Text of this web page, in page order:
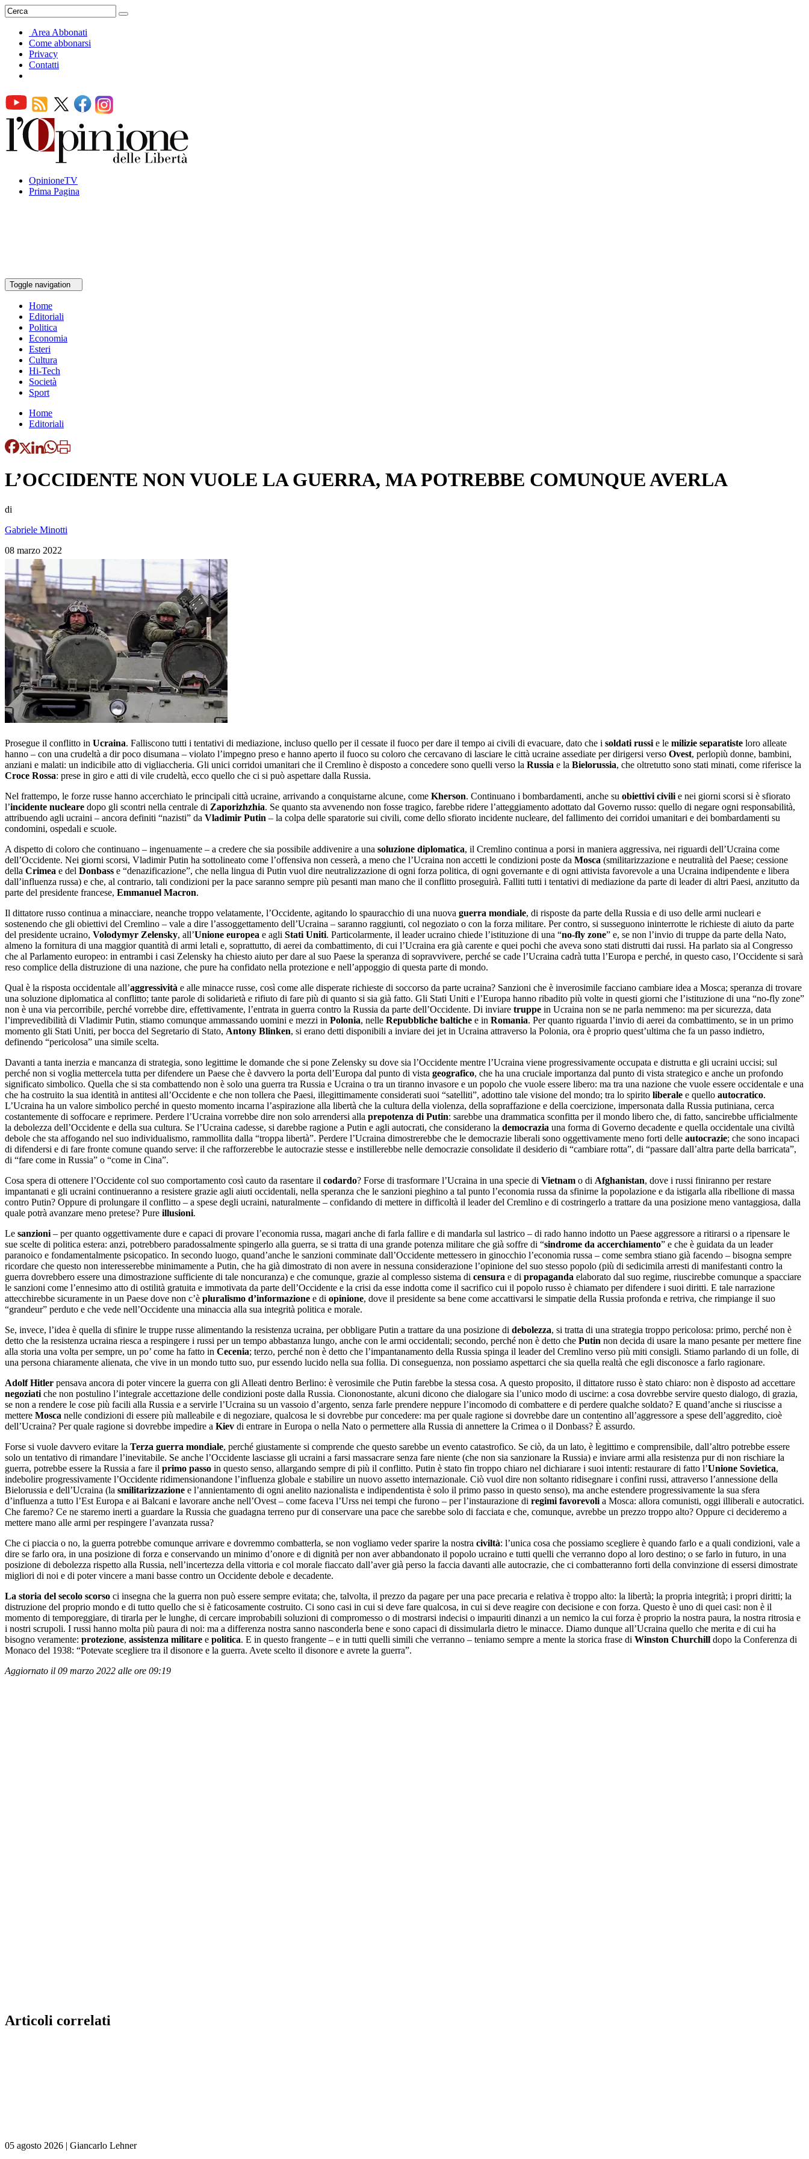
Area Abbonati
Come abbonarsi
Privacy
Contatti
OpinioneTV
Prima Pagina
Toggle navigation
Home
Editoriali
Politica
Economia
Esteri
Cultura
Hi-Tech
Società
Sport
Home
Editoriali
L’OCCIDENTE NON VUOLE LA GUERRA, MA POTREBBE COMUNQUE AVERLA
di
Gabriele Minotti
08 marzo 2022
Prosegue il conflitto in Ucraina. Falliscono tutti i tentativi di mediazione, incluso quello per il cessate il fuoco per dare il tempo ai civili di evacuare, dato che i soldati russi e le milizie separatiste loro alleate
hanno – con una crudeltà a dir poco disumana – violato l’impegno preso e hanno aperto il fuoco su coloro che cercavano di lasciare le città ucraine assediate per dirigersi verso Ovest, perlopiù donne, bambini,
anziani e malati: un indicibile atto di vigliaccheria. Gli unici corridoi umanitari che il Cremlino è disposto a concedere sono quelli verso la Russia e la Bielorussia, che oltretutto sono stati minati, come riferisce la
Croce Rossa: prese in giro e atti di vile crudeltà, ecco quello che ci si può aspettare dalla Russia.
Nel frattempo, le forze russe hanno accerchiato le principali città ucraine, arrivando a conquistarne alcune, come Kherson. Continuano i bombardamenti, anche su obiettivi civili e nei giorni scorsi si è sfiorato
l’incidente nucleare dopo gli scontri nella centrale di Zaporizhzhia. Se quanto sta avvenendo non fosse tragico, farebbe ridere l’atteggiamento adottato dal Governo russo: quello di negare ogni responsabilità,
attribuendo agli ucraini – ancora definiti “nazisti” da Vladimir Putin – la colpa delle sparatorie sui civili, come dello sfiorato incidente nucleare, del fallimento dei corridoi umanitari e dei bombardamenti su
condomini, ospedali e scuole.
A dispetto di coloro che continuano – ingenuamente – a credere che sia possibile addivenire a una soluzione diplomatica, il Cremlino continua a porsi in maniera aggressiva, nei riguardi dell’Ucraina come
dell’Occidente. Nei giorni scorsi, Vladimir Putin ha sottolineato come l’offensiva non cesserà, a meno che l’Ucraina non accetti le condizioni poste da Mosca (smilitarizzazione e neutralità del Paese; cessione
della Crimea e del Donbass e “denazificazione”, che nella lingua di Putin vuol dire neutralizzazione di ogni forza politica, di ogni governante e di ogni attivista favorevole a una Ucraina indipendente e libera
dall’influenza russa) e che, al contrario, tali condizioni per la pace saranno sempre più pesanti man mano che il conflitto proseguirà. Falliti tutti i tentativi di mediazione da parte di leader di altri Paesi, anzitutto da
parte del presidente francese, Emmanuel Macron.
Il dittatore russo continua a minacciare, neanche troppo velatamente, l’Occidente, agitando lo spauracchio di una nuova guerra mondiale, di risposte da parte della Russia e di uso delle armi nucleari e
sostenendo che gli obiettivi del Cremlino – vale a dire l’assoggettamento dell’Ucraina – saranno raggiunti, col negoziato o con la forza militare. Per contro, si susseguono ininterrotte le richieste di aiuto da parte
del presidente ucraino, Volodymyr Zelensky, all’Unione europea e agli Stati Uniti. Particolarmente, il leader ucraino chiede l’istituzione di una “no-fly zone” e, se non l’invio di truppe da parte della Nato,
almeno la fornitura di una maggior quantità di armi letali e, soprattutto, di aerei da combattimento, di cui l’Ucraina era già carente e quei pochi che aveva sono stati distrutti dai russi. Ha parlato sia al Congresso
che al Parlamento europeo: in entrambi i casi Zelensky ha chiesto aiuto per dare al suo Paese la speranza di sopravvivere, perché se cade l’Ucraina cadrà tutta l’Europa e perché, in questo caso, l’Occidente si sarà
reso complice della distruzione di una nazione, che pure ha confidato nella protezione e nell’appoggio di questa parte di mondo.
Qual è la risposta occidentale all’aggressività e alle minacce russe, così come alle disperate richieste di soccorso da parte ucraina? Sanzioni che è inverosimile facciano cambiare idea a Mosca; speranza di trovare
una soluzione diplomatica al conflitto; tante parole di solidarietà e rifiuto di fare più di quanto si sia già fatto. Gli Stati Uniti e l’Europa hanno ribadito più volte in questi giorni che l’istituzione di una “no-fly zone”
non è una via percorribile, perché vorrebbe dire, effettivamente, l’entrata in guerra contro la Russia da parte dell’Occidente. Di inviare truppe in Ucraina non se ne parla nemmeno: ma per sicurezza, data
l’imprevedibilità di Vladimir Putin, stiamo comunque ammassando uomini e mezzi in Polonia, nelle Repubbliche baltiche e in Romania. Per quanto riguarda l’invio di aerei da combattimento, se in un primo
momento gli Stati Uniti, per bocca del Segretario di Stato, Antony Blinken, si erano detti disponibili a inviare dei jet in Ucraina attraverso la Polonia, ora è proprio quest’ultima che fa un passo indietro,
definendo “pericolosa” una simile scelta.
Davanti a tanta inerzia e mancanza di strategia, sono legittime le domande che si pone Zelensky su dove sia l’Occidente mentre l’Ucraina viene progressivamente occupata e distrutta e gli ucraini uccisi; sul
perché non si voglia mettercela tutta per difendere un Paese che è davvero la porta dell’Europa dal punto di vista geografico, che ha una cruciale importanza dal punto di vista strategico e anche un profondo
significato simbolico. Quella che si sta combattendo non è solo una guerra tra Russia e Ucraina o tra un tiranno invasore e un popolo che vuole essere libero: ma tra una nazione che vuole essere occidentale e una
che ha costruito la sua identità in antitesi all’Occidente e che non tollera che Paesi, illegittimamente considerati suoi “satelliti”, adottino tale visione del mondo; tra lo spirito liberale e quello autocratico.
L’Ucraina ha un valore simbolico perché in questo momento incarna l’aspirazione alla libertà che la cultura della violenza, della sopraffazione e della coercizione, impersonata dalla Russia putiniana, cerca
costantemente di soffocare e reprimere. Perdere l’Ucraina vorrebbe dire non solo arrendersi alla prepotenza di Putin: sarebbe una drammatica sconfitta per il mondo libero che, di fatto, sancirebbe ufficialmente
la debolezza dell’Occidente e della sua cultura. Se l’Ucraina cadesse, si darebbe ragione a Putin e agli autocrati, che considerano la democrazia una forma di Governo decadente e quella occidentale una civiltà
debole che sta affogando nel suo individualismo, rammollita dalla “troppa libertà”. Perdere l’Ucraina dimostrerebbe che le democrazie liberali sono oggettivamente meno forti delle autocrazie; che sono incapaci
di difendersi e di fare fronte comune quando serve: il che rafforzerebbe le autocrazie stesse e instillerebbe nelle democrazie consolidate il desiderio di “cambiare rotta”, di “passare dall’altra parte della barricata”,
di “fare come in Russia” o “come in Cina”.
Cosa spera di ottenere l’Occidente col suo comportamento così cauto da rasentare il codardo? Forse di trasformare l’Ucraina in una specie di Vietnam o di Afghanistan, dove i russi finiranno per restare
impantanati e gli ucraini continueranno a resistere grazie agli aiuti occidentali, nella speranza che le sanzioni pieghino a tal punto l’economia russa da sfinirne la popolazione e da istigarla alla ribellione di massa
contro Putin? Oppure di prolungare il conflitto – a spese degli ucraini, naturalmente – confidando di mettere in difficoltà il leader del Cremlino e di costringerlo a trattare da una posizione meno vantaggiosa, dalla
quale potrà avanzare meno pretese? Pure illusioni.
Le sanzioni – per quanto oggettivamente dure e capaci di provare l’economia russa, magari anche di farla fallire e di mandarla sul lastrico – di rado hanno indotto un Paese aggressore a ritirarsi o a ripensare le
sue scelte di politica estera: anzi, potrebbero paradossalmente spingerlo alla guerra, se si tratta di una grande potenza militare che già soffre di “sindrome da accerchiamento” e che è guidata da un leader
paranoico e fondamentalmente psicopatico. In secondo luogo, quand’anche le sanzioni comminate dall’Occidente mettessero in ginocchio l’economia russa – come sembra stiano già facendo – bisogna sempre
ricordare che questo non interesserebbe minimamente a Putin, che ha già dimostrato di non avere in nessuna considerazione l’opinione del suo stesso popolo (più di sedicimila arresti di manifestanti contro la
guerra dovrebbero essere una dimostrazione sufficiente di tale noncuranza) e che comunque, grazie al complesso sistema di censura e di propaganda elaborato dal suo regime, riuscirebbe comunque a spacciare
le sanzioni come l’ennesimo atto di ostilità gratuita e immotivata da parte dell’Occidente e la crisi da esse indotta come il sacrifico cui il popolo russo è chiamato per difendere i suoi diritti. E tale narrazione
attecchirebbe sicuramente in un Paese dove non c’è pluralismo d’informazione e di opinione, dove il presidente sa bene come accattivarsi le simpatie della Russia profonda e retriva, che rimpiange il suo
“grandeur” perduto e che vede nell’Occidente una minaccia alla sua integrità politica e morale.
Se, invece, l’idea è quella di sfinire le truppe russe alimentando la resistenza ucraina, per obbligare Putin a trattare da una posizione di debolezza, si tratta di una strategia troppo pericolosa: primo, perché non è
detto che la resistenza ucraina riesca a respingere i russi per un tempo abbastanza lungo, anche con le armi occidentali; secondo, perché non è detto che Putin non decida di usare la mano pesante per mettere fine
alla storia una volta per sempre, un po’ come ha fatto in Cecenia; terzo, perché non è detto che l’impantanamento della Russia spinga il leader del Cremlino verso più miti consigli. Stiamo parlando di un folle, di
una persona chiaramente alienata, che vive in un mondo tutto suo, pur essendo lucido nella sua follia. Di conseguenza, non possiamo aspettarci che sia quella realtà che egli disconosce a farlo ragionare.
Adolf Hitler pensava ancora di poter vincere la guerra con gli Alleati dentro Berlino: è verosimile che Putin farebbe la stessa cosa. A questo proposito, il dittatore russo è stato chiaro: non è disposto ad accettare
negoziati che non postulino l’integrale accettazione delle condizioni poste dalla Russia. Ciononostante, alcuni dicono che dialogare sia l’unico modo di uscirne: a cosa dovrebbe servire questo dialogo, di grazia,
se non a rendere le cose più facili alla Russia e a servirle l’Ucraina su un vassoio d’argento, senza farle prendere neppure l’incomodo di combattere e di perdere qualche soldato? E quand’anche si riuscisse a
mettere Mosca nelle condizioni di essere più malleabile e di negoziare, qualcosa le si dovrebbe pur concedere: ma per quale ragione si dovrebbe dare un contentino all’aggressore a spese dell’aggredito, cioè
dell’Ucraina? Per quale ragione si dovrebbe impedire a Kiev di entrare in Europa o nella Nato o permettere alla Russia di annettere la Crimea o il Donbass? È assurdo.
Forse si vuole davvero evitare la Terza guerra mondiale, perché giustamente si comprende che questo sarebbe un evento catastrofico. Se ciò, da un lato, è legittimo e comprensibile, dall’altro potrebbe essere
solo un tentativo di rimandare l’inevitabile. Se anche l’Occidente lasciasse gli ucraini a farsi massacrare senza fare niente (che non sia sanzionare la Russia) e inviare armi alla resistenza pur di non rischiare la
guerra, potrebbe essere la Russia a fare il primo passo in questo senso, allargando sempre di più il conflitto. Putin è stato fin troppo chiaro nel dichiarare i suoi intenti: restaurare di fatto l’Unione Sovietica,
indebolire progressivamente l’Occidente ridimensionandone l’influenza globale e stabilire un nuovo assetto internazionale. Ciò vuol dire non soltanto ridisegnare i confini russi, attraverso l’annessione della
Bielorussia e dell’Ucraina (la smilitarizzazione e l’annientamento di ogni anelito nazionalista e indipendentista è solo il primo passo in questo senso), ma anche estendere progressivamente la sua sfera
d’influenza a tutto l’Est Europa e ai Balcani e lavorare anche nell’Ovest – come faceva l’Urss nei tempi che furono – per l’instaurazione di regimi favorevoli a Mosca: allora comunisti, oggi illiberali e autocratici.
Che faremo? Ce ne staremo inerti a guardare la Russia che guadagna terreno pur di conservare una pace che sarebbe solo di facciata e che, comunque, avrebbe un prezzo troppo alto? Oppure ci decideremo a
mettere mano alle armi per respingere l’avanzata russa?
Che ci piaccia o no, la guerra potrebbe comunque arrivare e dovremmo combatterla, se non vogliamo veder sparire la nostra civiltà: l’unica cosa che possiamo scegliere è quando farlo e a quali condizioni, vale a
dire se farlo ora, in una posizione di forza e conservando un minimo d’onore e di dignità per non aver abbandonato il popolo ucraino e tutti quelli che verranno dopo al loro destino; o se farlo in futuro, in una
posizione di debolezza rispetto alla Russia, nell’incertezza della vittoria e col morale fiaccato dall’aver già perso la faccia davanti alle autocrazie, che ci combatteranno forti della convinzione di essersi dimostrate
migliori di noi e di poter vincere a mani basse contro un Occidente debole e decadente.
La storia del secolo scorso ci insegna che la guerra non può essere sempre evitata; che, talvolta, il prezzo da pagare per una pace precaria e relativa è troppo alto: la libertà; la propria integrità; i propri diritti; la
distruzione del proprio mondo e di tutto quello che si è faticosamente costruito. Ci sono casi in cui si deve fare qualcosa, in cui si deve reagire con decisione e con forza. Questo è uno di quei casi: non è il
momento di temporeggiare, di tirarla per le lunghe, di cercare improbabili soluzioni di compromesso o di mostrarsi indecisi o impauriti dinanzi a un nemico la cui forza è proprio la nostra paura, la nostra ritrosia e
i nostri scrupoli. I russi hanno molta più paura di noi: ma a differenza nostra sanno nasconderla bene e sono capaci di dissimularla dietro le minacce. Diamo dunque all’Ucraina quello che merita e di cui ha
bisogno veramente: protezione, assistenza militare e politica. E in questo frangente – e in tutti quelli simili che verranno – teniamo sempre a mente la storica frase di Winston Churchill dopo la Conferenza di
Monaco del 1938: “Potevate scegliere tra il disonore e la guerra. Avete scelto il disonore e avrete la guerra”.
Aggiornato il 09 marzo 2022 alle ore 09:19
Articoli correlati
05 agosto 2026 | Giancarlo Lehner